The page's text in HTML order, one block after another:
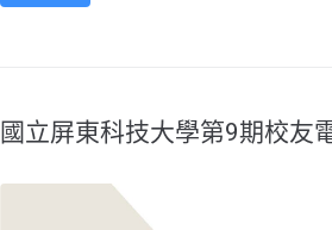
國立屏東科技大學第9期校友